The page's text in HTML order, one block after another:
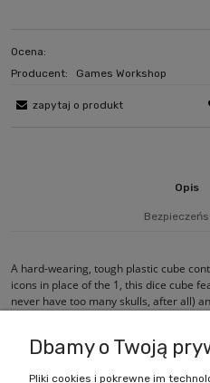
Ocena:
Producent:
Games Workshop
zapytaj o produkt
Opis
A hard-wearing, tough plastic cube
icons in place of the 1, this dice cube
never have too many skulls, after all)
Dbamy o Twoją
Pliki cookies i pokrewne im